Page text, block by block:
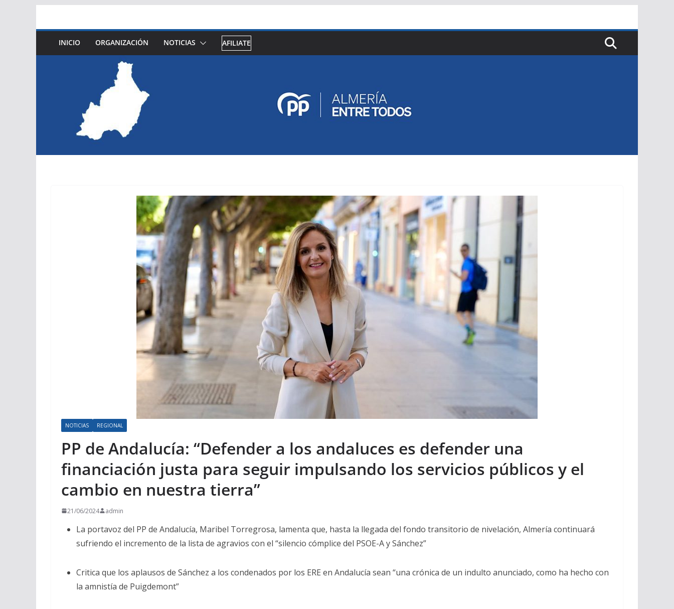
contenido
INICIO ORGANIZACIÓN NOTICIAS AFILIATE
NOTICIAS REGIONAL
PP de Andalucía: “Defender a los andaluces es defender una
financiación justa para seguir impulsando los servicios públicos y el
cambio en nuestra tierra”
21/06/2024 admin
La portavoz del PP de Andalucía, Maribel Torregrosa, lamenta que, hasta la llegada del fondo transitorio de nivelación, Almería continuará
sufriendo el incremento de la lista de agravios con el “silencio cómplice del PSOE-A y Sánchez”
Critica que los aplausos de Sánchez a los condenados por los ERE en Andalucía sean “una crónica de un indulto anunciado, como ha hecho con
la amnistía de Puigdemont”